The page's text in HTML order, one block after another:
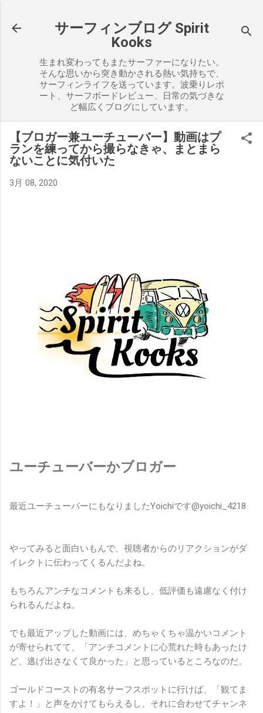
サーフィンブログ Spirit
Kooks
生まれ変わってもまたサーファーになりたい。
そんな思いから突き動かされる熱い気持ちで、
サーフィンライフを送っています。波乗りレポ
ート、サーフボードレビュー、日常の気づきな
ど幅広くブログにしています。
【ブロガー兼ユーチューバー】動画はプ
ランを練ってから撮らなきゃ、まとまら
ないことに気付いた
3月 08, 2020
ユーチューバーかブロガー
最近ユーチューバーにもなりましたYoichiです@yoichi_4218
やってみると面白いもんで、視聴者からのリアクションがダ
イレクトに伝わってくるんだよね。
もちろんアンチなコメントも来るし、低評価も遠慮なく付け
られるんだよね。
でも最近アップした動画には、めちゃくちゃ温かいコメント
が寄せられてて、「アンチコメントに心荒れた時もあったけ
ど、逃げ出さなくて良かった」と思っているところなのだ。
ゴールドコーストの有名サーフスポットに行けば、「観てま
すよ！」と声をかけてもらえるし、それに合わせてチャンネ